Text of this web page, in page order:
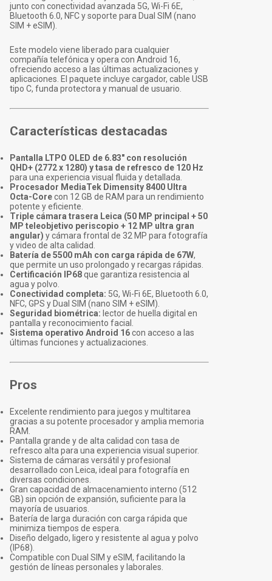
junto con conectividad avanzada 5G, Wi-Fi 6E,
Bluetooth 6.0, NFC y soporte para Dual SIM (nano
SIM + eSIM).
Este modelo viene liberado para cualquier
compañía telefónica y opera con Android 16,
ofreciendo acceso a las últimas actualizaciones y
aplicaciones. El paquete incluye cargador, cable USB
tipo C, funda protectora y manual de usuario.
Características destacadas
Pantalla LTPO OLED de 6.83" con resolución
QHD+ (2772 x 1280) y tasa de refresco de 120 Hz
para una experiencia visual fluida y detallada.
Procesador MediaTek Dimensity 8400 Ultra
Octa-Corecon 12 GB de RAM para un rendimiento
potente y eficiente.
Triple cámara trasera Leica (50 MP principal + 50
MP teleobjetivo periscopio + 12 MP ultra gran
angular) y cámara frontal de 32 MP para fotografía
y video de alta calidad.
Batería de 5500 mAh con carga rápida de 67W,
que permite un uso prolongado y recargas rápidas.
Certificación IP68que garantiza resistencia al
agua y polvo.
Conectividad completa: 5G, Wi-Fi 6E, Bluetooth 6.0,
NFC, GPS y Dual SIM (nano SIM + eSIM).
Seguridad biométrica: lector de huella digital en
pantalla y reconocimiento facial.
Sistema operativo Android 16con acceso a las
últimas funciones y actualizaciones.
Pros
Excelente rendimiento para juegos y multitarea
gracias a su potente procesador y amplia memoria
RAM.
Pantalla grande y de alta calidad con tasa de
refresco alta para una experiencia visual superior.
Sistema de cámaras versátil y profesional
desarrollado con Leica, ideal para fotografía en
diversas condiciones.
Gran capacidad de almacenamiento interno (512
GB) sin opción de expansión, suficiente para la
mayoría de usuarios.
Batería de larga duración con carga rápida que
minimiza tiempos de espera.
Diseño delgado, ligero y resistente al agua y polvo
(IP68).
Compatible con Dual SIM y eSIM, facilitando la
gestión de líneas personales y laborales.